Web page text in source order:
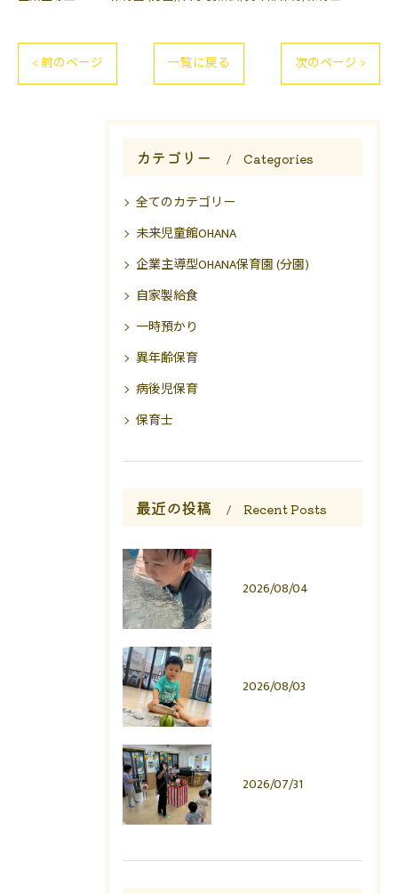
< 前のページ 一覧に戻る 次のページ >
カテゴリー Categories
全てのカテゴリー
未来児童館OHANA
企業主導型OHANA保育園 (分園)
自家製給食
一時預かり
異年齢保育
病後児保育
保育士
最近の投稿 Recent Posts
2026/08/04
2026/08/03
2026/07/31